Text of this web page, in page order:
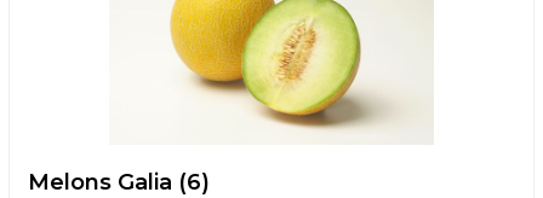
Melons Galia (6)